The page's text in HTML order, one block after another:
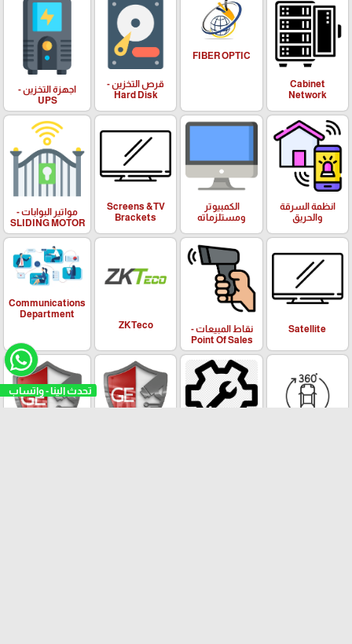
تحدث الينا - واتساب
Cabinet
Network
FIBER OPTIC
قرص التخزين -
Hard Disk
اجهزة التخزين -
UPS
انظمة السرقة
والحريق
الكمبيوتر
ومستلزماته
Screens &TV
Brackets
مواتير البوابات -
SLIDING MOTOR
Satellite
نقاط المبيعات -
Point Of Sales
ZKTeco
Communications
Department